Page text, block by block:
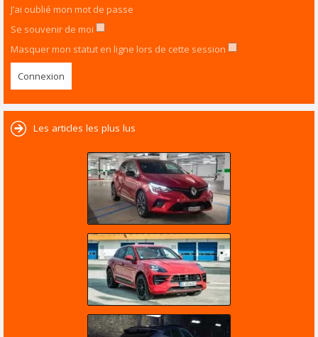
J’ai oublié mon mot de passe
Se souvenir de moi
Masquer mon statut en ligne lors de cette session
Les articles les plus lus